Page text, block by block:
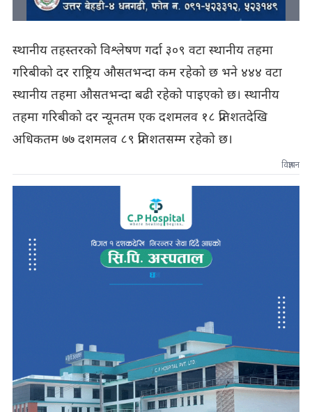
स्थानीय तहस्तरको विश्लेषण गर्दा ३०९ वटा स्थानीय तहमा
गरिबीको दर राष्ट्रिय औसतभन्दा कम रहेको छ भने ४४४ वटा
स्थानीय तहमा औसतभन्दा बढी रहेको पाइएको छ। स्थानीय
तहमा गरिबीको दर न्यूनतम एक दशमलव १८ प्रतिशतदेखि
अधिकतम ७७ दशमलव ८९ प्रतिशतसम्म रहेको छ।
विज्ञापन